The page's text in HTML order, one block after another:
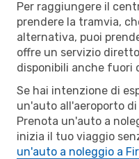
Per raggiungere il
prendere la tramvia,
alternativa, puoi
offre un servizio
disponibili anche fuori
Se hai intenzione di
un'auto all'aeroporto
Prenota un'auto a
inizia il tuo viaggio
un'auto a noleggio a